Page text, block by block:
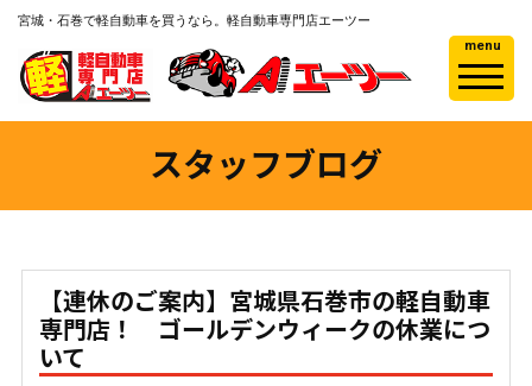
宮城・石巻で軽自動車を買うなら。軽自動車専門店エーツー
menu
スタッフブログ
【連休のご案内】宮城県石巻市の軽自動車
専門店！ ゴールデンウィークの休業につ
いて